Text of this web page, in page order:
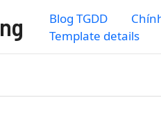
Blog TGDD
Template details